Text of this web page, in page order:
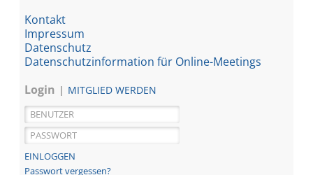
Kontakt
Impressum
Datenschutz
Datenschutzinformation für Online-Meetings
Login
MITGLIED WERDEN
Passwort vergessen?